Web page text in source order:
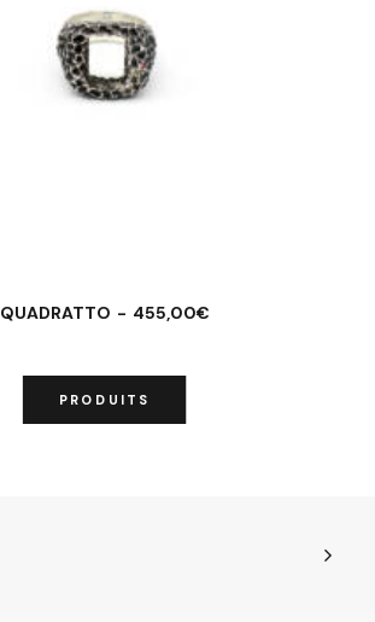
CHOIX DES OPTIONS
QUADRATTO 455,00€
PRODUITS